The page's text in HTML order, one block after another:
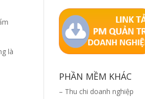
là
PHẦN MỀM KHÁC
– Thu chi doanh nghiệp